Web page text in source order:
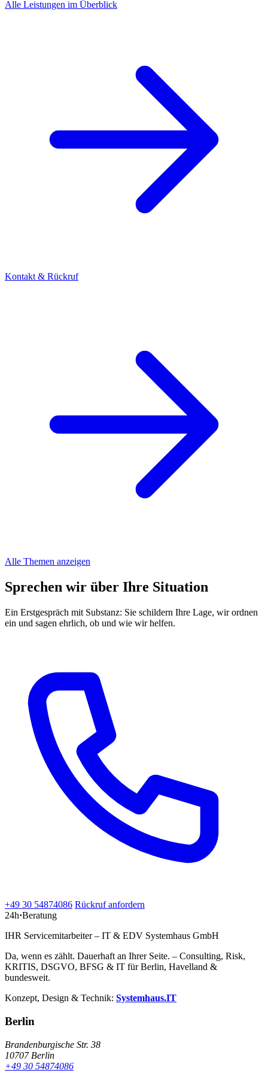
Alle Leistungen im Überblick
Kontakt & Rückruf
Alle Themen anzeigen
Sprechen wir über Ihre Situation
Ein Erstgespräch mit Substanz: Sie schildern Ihre Lage, wir ordnen
ein und sagen ehrlich, ob und wie wir helfen.
+49 30 54874086 Rückruf anfordern
24h·Beratung
IHR Servicemitarbeiter – IT & EDV Systemhaus GmbH
Da, wenn es zählt. Dauerhaft an Ihrer Seite. – Consulting, Risk,
KRITIS, DSGVO, BFSG & IT für Berlin, Havelland &
bundesweit.
Konzept, Design & Technik: Systemhaus.IT
Berlin
Brandenburgische Str. 38
10707 Berlin
+49 30 54874086